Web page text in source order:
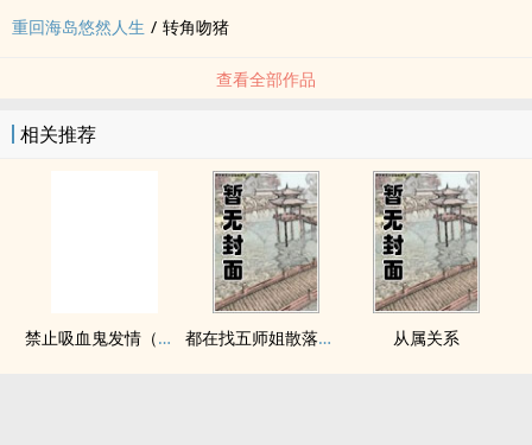
重回海岛悠然人生 / 转角吻猪
查看全部作品
相关推荐
禁止吸血鬼发情（姐狗高H 1v1） 都在找五师姐散落的法宝 从属关系